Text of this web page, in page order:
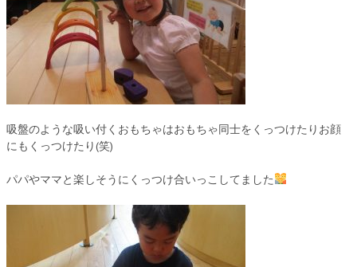
吸盤のような吸い付くおもちゃはおもちゃ同士をくっつけたりお顔
にもくっつけたり(笑)
パパやママと楽しそうにくっつけ合いっこしてました